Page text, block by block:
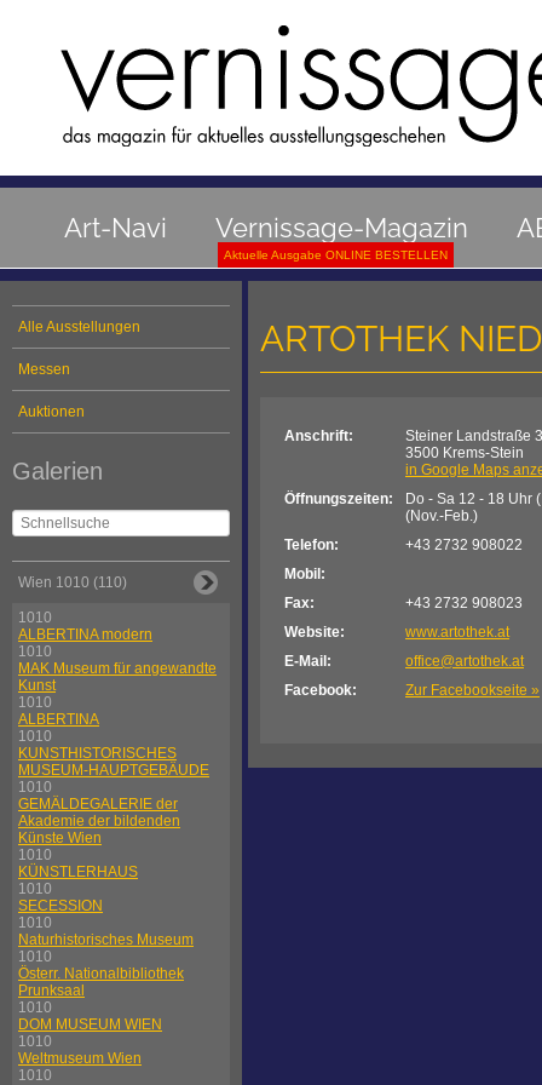
Art-Navi Vernissage-Magazin
Aktuelle Ausgabe ONLINE BESTELLEN
Alle Ausstellungen
Messen
Auktionen
Galerien
Wien 1010 (110)
1010
ALBERTINA modern
1010
MAK Museum für angewandte
Kunst
1010
ALBERTINA
1010
KUNSTHISTORISCHES
MUSEUM-HAUPTGEBÄUDE
1010
GEMÄLDEGALERIE der
Akademie der bildenden
Künste Wien
1010
KÜNSTLERHAUS
1010
SECESSION
1010
Naturhistorisches Museum
1010
Österr. Nationalbibliothek
Prunksaal
1010
DOM MUSEUM WIEN
1010
Weltmuseum Wien
1010
ARTOTHEK
Anschrift:
Steiner Landstraße
3500 Krems-Stein
in Google Maps
Öffnungszeiten:
Do - Sa 12 - 18 Uhr
(Nov.-Feb.)
Telefon:
+43 2732 908022
Mobil:
Fax:
+43 2732 908023
Website:
www.artothek.at
E-Mail:
office@artothek.at
Facebook:
Zur Facebookseite »